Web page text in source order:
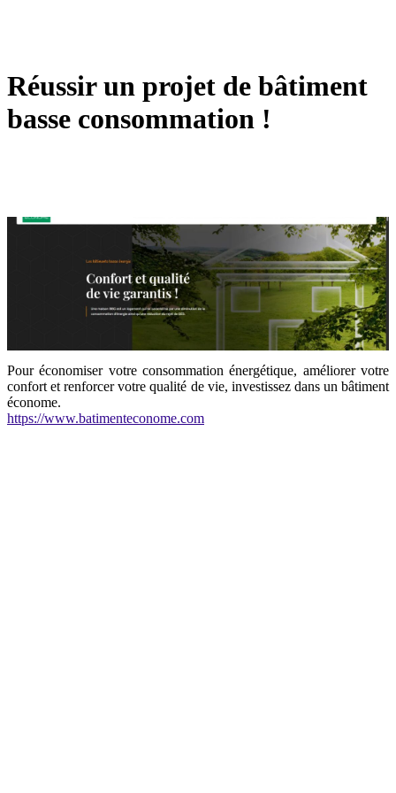
Réussir un projet de bâtiment
basse consommation !
Pour économiser votre consommation énergétique, améliorer votre
confort et renforcer votre qualité de vie, investissez dans un bâtiment
économe.
https://www.batimenteconome.com